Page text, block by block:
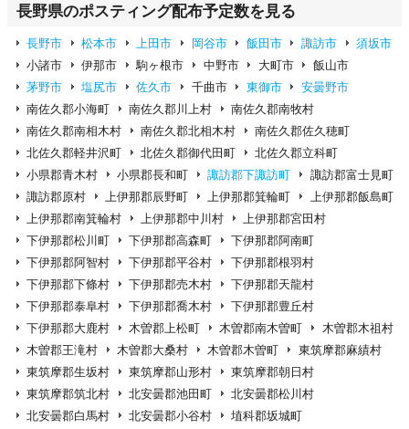
長野県のポスティング配布予定数を見る
長野市 松本市 上田市 岡谷市 飯田市 諏訪市
須坂市
小諸市
伊那市 駒ヶ根市 中野市 大町市
飯山市
茅野市
塩尻市 佐久市 千曲市 東御市
安曇野市
南佐久郡小海町
南佐久郡川上村
南佐久郡南牧村
南佐久郡南相木村
南佐久郡北相木村
南佐久郡佐久穂町
北佐久郡軽井沢町
北佐久郡御代田町
北佐久郡立科町
小県郡青木村
小県郡長和町 諏訪郡下諏訪町
諏訪郡富士見町
諏訪郡原村
上伊那郡辰野町 上伊那郡箕輪町
上伊那郡飯島町
上伊那郡南箕輪村
上伊那郡中川村
上伊那郡宮田村
下伊那郡松川町
下伊那郡高森町
下伊那郡阿南町
下伊那郡阿智村
下伊那郡平谷村
下伊那郡根羽村
下伊那郡下條村
下伊那郡売木村
下伊那郡天龍村
下伊那郡泰阜村
下伊那郡喬木村
下伊那郡豊丘村
下伊那郡大鹿村
木曽郡上松町 木曽郡南木曽町
木曽郡木祖村
木曽郡王滝村
木曽郡大桑村 木曽郡木曽町
東筑摩郡麻績村
東筑摩郡生坂村
東筑摩郡山形村
東筑摩郡朝日村
東筑摩郡筑北村
北安曇郡池田町
北安曇郡松川村
北安曇郡白馬村
北安曇郡小谷村
埴科郡坂城町